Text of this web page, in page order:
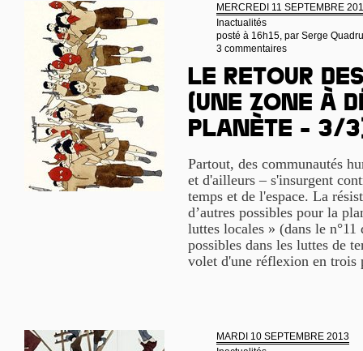
MERCREDI 11 SEPTEMBRE
Inactualités
posté à 16h15, par Serge
3 commentaires
Le retour
(une Zone à
Planète - 3/
Partout, des communautés
et d'ailleurs – s'insurgent
temps et de l'espace. La
d’autres possibles pour la
luttes locales » (dans le n°11
possibles dans les luttes de
volet d'une réflexion en trois
MARDI 10 SEPTEMBRE 2013